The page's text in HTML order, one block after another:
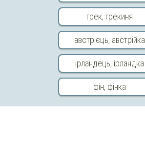
грек, грекиня
австрієць, австрійка
ірландець, ірландка
фін, фінка
Відправити відгук
Copyright © 2026 «МійКлас»